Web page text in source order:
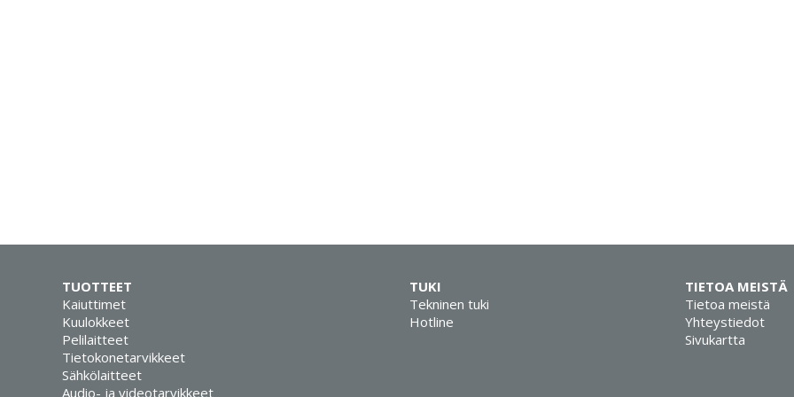
TUOTTEET
Kaiuttimet
Kuulokkeet
Pelilaitteet
Tietokonetarvikkeet
Sähkölaitteet
Audio- ja videotarvikkeet
TUKI
Tekninen tuki
Hotline
TIETOA MEISTÄ
Tietoa meistä
Yhteystiedot
Sivukartta